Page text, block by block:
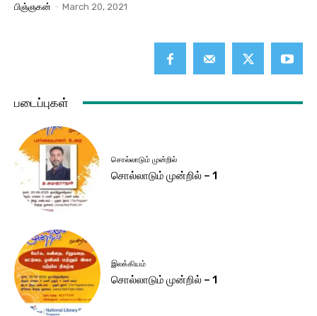
பிஞ்ஞகன் - March 20, 2021
படைப்புகள்
சொல்லாடும் முன்றில்
சொல்லாடும் முன்றில் – 1
இலக்கியம்
சொல்லாடும் முன்றில் – 1